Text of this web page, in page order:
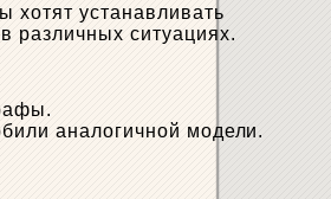
устанавливать
различных ситуациях.
аналогичной модели.